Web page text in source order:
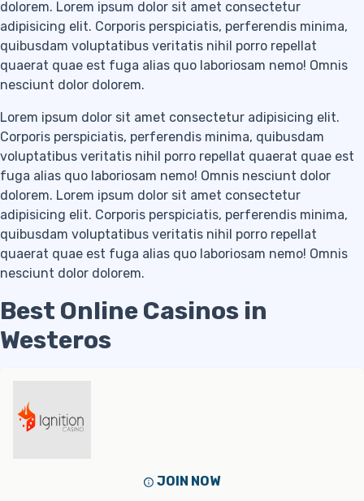
dolorem. Lorem ipsum dolor sit amet consectetur
adipisicing elit. Corporis perspiciatis, perferendis minima,
quibusdam voluptatibus veritatis nihil porro repellat
quaerat quae est fuga alias quo laboriosam nemo! Omnis
nesciunt dolor dolorem.
Lorem ipsum dolor sit amet consectetur adipisicing elit.
Corporis perspiciatis, perferendis minima, quibusdam
voluptatibus veritatis nihil porro repellat quaerat quae est
fuga alias quo laboriosam nemo! Omnis nesciunt dolor
dolorem. Lorem ipsum dolor sit amet consectetur
adipisicing elit. Corporis perspiciatis, perferendis minima,
quibusdam voluptatibus veritatis nihil porro repellat
quaerat quae est fuga alias quo laboriosam nemo! Omnis
nesciunt dolor dolorem.
Best Online Casinos in
Westeros
JOIN NOW